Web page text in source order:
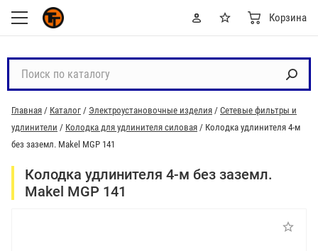
Корзина
с
к
п
о
а
Главная / Каталог / Электроустановочные изделия / Сетевые фильтры и
удлинители / Колодка для удлинителя силовая / Колодка удлинителя 4-м
без заземл. Makel MGP 141
Колодка удлинителя 4-м без заземл.
Makel MGP 141